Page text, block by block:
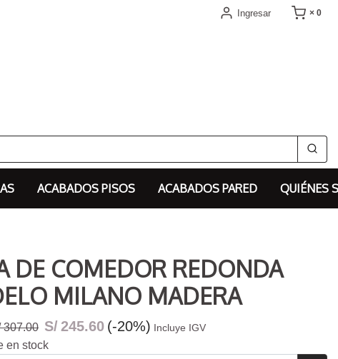
Ingresar × 0
ACABADOS PISOS ACABADOS PARED QUIÉNES
DE COMEDOR REDONDA
MILANO MADERA
307.00 S/245.60 (-20%) Incluye IGV
en stock